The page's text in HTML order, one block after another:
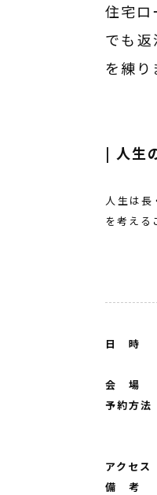
住宅ロ
でも
を練り
| 人生
人生は長
を考える
日 時
会 場
予約方法
アクセス
備 考